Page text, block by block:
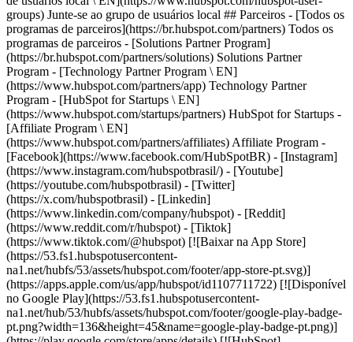
-
[Facebook](https://www.facebook.com/HubSpotBR) - [Instagram]
(https://www.instagram.com/hubspotbrasil/) - [Youtube]
(https://youtube.com/hubspotbrasil) - [Twitter]
(https://x.com/hubspotbrasil) - [Linkedin]
(https://www.linkedin.com/company/hubspot) - [Reddit]
(https://www.reddit.com/r/hubspot) - [Tiktok]
(https://www.tiktok.com/@hubspot) [![Baixar na App Store]
(https://53.fs1.hubspotusercontent-
na1.net/hubfs/53/assets/hubspot.com/footer/app-store-pt.svg)]
(https://apps.apple.com/us/app/hubspot/id1107711722) [![Disponível
no Google Play](https://53.fs1.hubspotusercontent-
na1.net/hub/53/hubfs/assets/hubspot.com/footer/google-play-badge-
pt.png?width=136&height=45&name=google-play-badge-pt.png)]